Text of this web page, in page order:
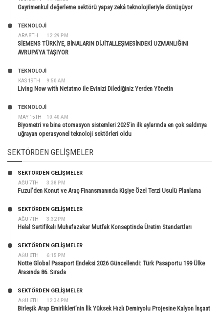
Gayrimenkul değerleme sektörü yapay zekâ teknolojileriyle dönüşüyor
ARA 8TH 12:29 PM
TEKNOLOJİ
SİEMENS TÜRKİYE, BİNALARIN DİJİTALLEŞMESİNDEKİ UZMANLIĞINI
AVRUPA’YA TAŞIYOR
KAS 19TH 9:50 AM
TEKNOLOJİ
Living Now with Netatmo ile Evinizi Dilediğiniz Yerden Yönetin
MAY 15TH 10:40 AM
TEKNOLOJİ
Biyometri ve bina otomasyon sistemleri 2025’in ilk aylarında en çok saldırıya
uğrayan operasyonel teknoloji sektörleri oldu
SEKTÖRDEN GELIŞMELER
AĞU 7TH 3:38 PM
SEKTÖRDEN GELIŞMELER
Fuzul’den Konut ve Araç Finansmanında Kişiye Özel Terzi Usulü Planlama
AĞU 7TH 3:32 PM
SEKTÖRDEN GELIŞMELER
Helal Sertifikalı Muhafazakar Mutfak Konseptinde Üretim Standartları
AĞU 6TH 6:15 PM
SEKTÖRDEN GELIŞMELER
Notte Global Pasaport Endeksi 2026 Güncellendi: Türk Pasaportu 199 Ülke
Arasında 86. Sırada
AĞU 6TH 12:34 PM
SEKTÖRDEN GELIŞMELER
Birleşik Arap Emirlikleri’nin İlk Yüksek Hızlı Demiryolu Projesine Kalyon İnşaat